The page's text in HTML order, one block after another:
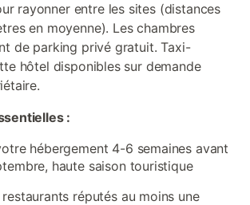
rayonner entre les sites (distances
en moyenne). Les chambres
de parking privé gratuit. Taxi-
hôtel disponibles sur demande
:
hébergement 4-6 semaines avant
haute saison touristique
réputés au moins une